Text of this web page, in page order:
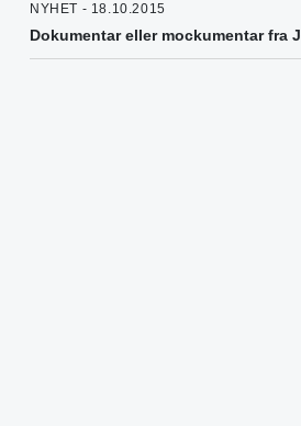
NYHET - 18.10.2015
Dokumentar eller mockumentar fra